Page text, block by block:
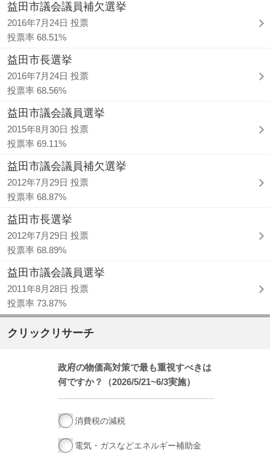
益田市議会議員補欠選挙
2016年7月24日 投票
投票率 68.51%
益田市長選挙
2016年7月24日 投票
投票率 68.56%
益田市議会議員選挙
2015年8月30日 投票
投票率 69.11%
益田市議会議員補欠選挙
2012年7月29日 投票
投票率 68.87%
益田市長選挙
2012年7月29日 投票
投票率 68.89%
益田市議会議員選挙
2011年8月28日 投票
投票率 73.87%
クリックリサーチ
政府の物価高対策で最も重視すべきは
何ですか？（2026/5/21~6/3実施）
消費税の減税
電気・ガスなどエネルギー補助金